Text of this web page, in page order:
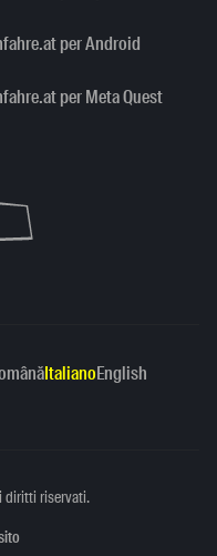
per Android
per Meta Quest
ItalianoEnglish
diritti riservati.